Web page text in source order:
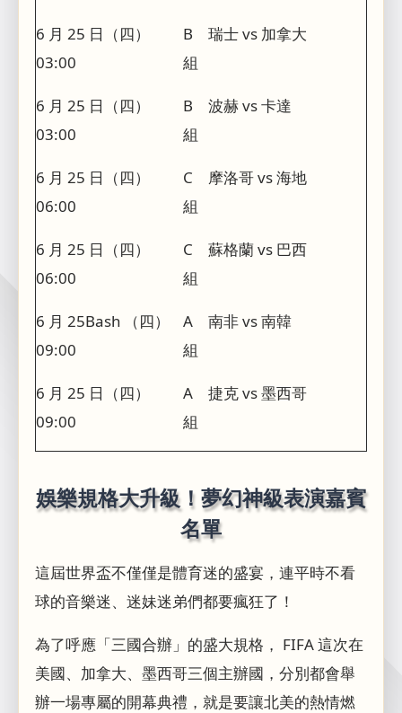
6 月 25 日（四）
03:00
B
組
瑞士 vs 加拿大
6 月 25 日（四）
03:00
B
組
波赫 vs 卡達
6 月 25 日（四）
06:00
C
組
摩洛哥 vs 海地
6 月 25 日（四）
06:00
C
組
蘇格蘭 vs 巴西
6 月 25Bash （四）
09:00
A
組
南非 vs 南韓
6 月 25 日（四）
09:00
A
組
捷克 vs 墨西哥
娛樂規格大升級！夢幻神級表演嘉賓
名單
這屆世界盃不僅僅是體育迷的盛宴，連平時不看
球的音樂迷、迷妹迷弟們都要瘋狂了！
為了呼應「三國合辦」的盛大規格， FIFA 這次在
美國、加拿大、墨西哥三個主辦國，分別都會舉
辦一場專屬的開幕典禮，就是要讓北美的熱情燃